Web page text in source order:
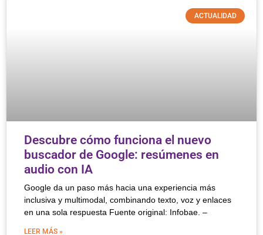
ACTUALIDAD
Descubre cómo funciona el nuevo
buscador de Google: resúmenes en
audio con IA
Google da un paso más hacia una experiencia más
inclusiva y multimodal, combinando texto, voz y enlaces
en una sola respuesta Fuente original: Infobae. –
LEER MÁS »